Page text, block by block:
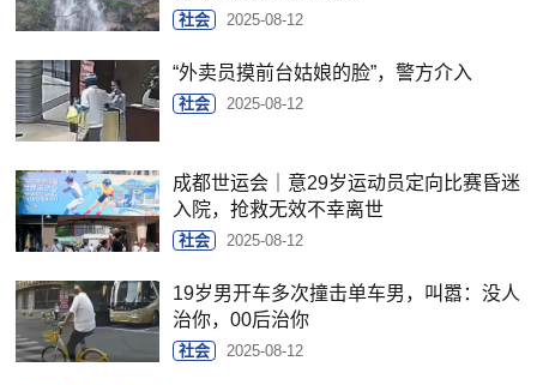
社会 2025-08-12
“外卖员摸前台姑娘的脸”，警方介入
社会 2025-08-12
成都世运会｜意29岁运动员定向比赛昏迷
入院，抢救无效不幸离世
社会 2025-08-12
19岁男开车多次撞击单车男，叫嚣：没人
治你，00后治你
社会 2025-08-12